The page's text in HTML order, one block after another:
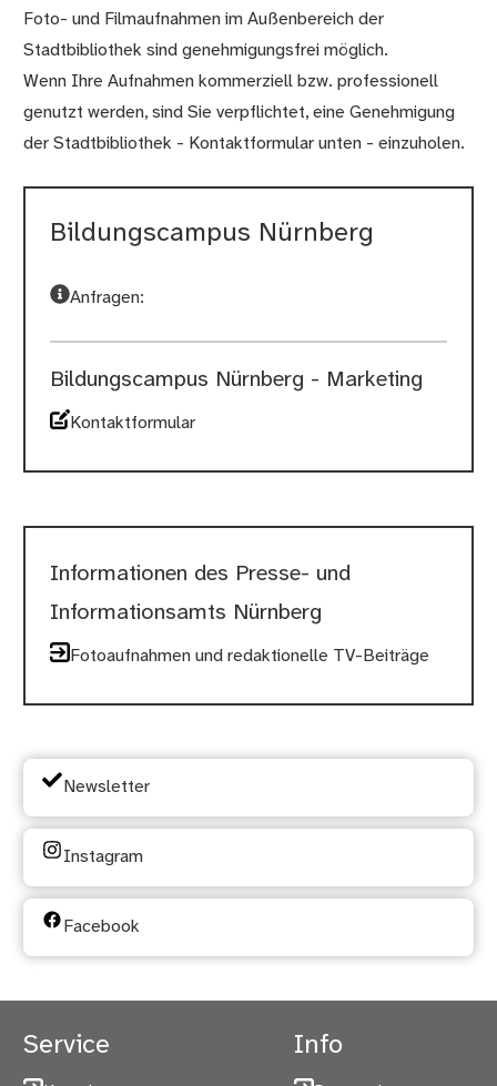
Foto- und Filmaufnahmen im Außenbereich der
Stadtbibliothek sind genehmigungsfrei möglich.
Wenn Ihre Aufnahmen kommerziell bzw. professionell
genutzt werden, sind Sie verpflichtet, eine Genehmigung
der Stadtbibliothek - Kontaktformular unten - einzuholen.
Bildungscampus Nürnberg
Anfragen:
Bildungscampus Nürnberg - Marketing
Kontaktformular
Informationen des Presse- und
Informationsamts Nürnberg
Fotoaufnahmen und redaktionelle TV-Beiträge
Newsletter
Instagram
Facebook
Service Info